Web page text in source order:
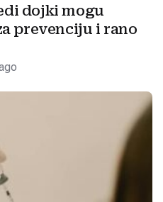
dojki mogu
prevenciju i rano